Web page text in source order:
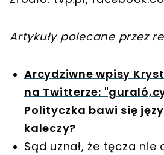
Artykuły polecane przez
Arcydziwne wpisy
na Twitterze:
Polityczka bawi się
kaleczy?
Sąd uznał, że tęcza nie